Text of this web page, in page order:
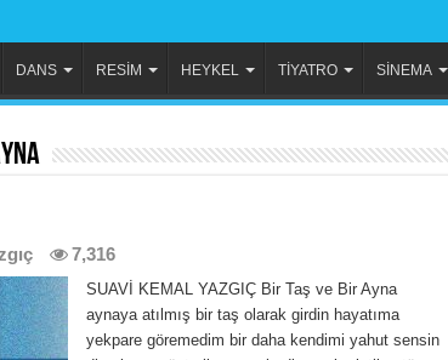
DANS RESİM HEYKEL TİYATRO SİNEMA
7,316
SUAVİ KEMAL YAZGIÇ Bir Taş ve Bir Ayna
aynaya atılmış bir taş olarak girdin hayatıma
yekpare göremedim bir daha kendimi yahut sensin